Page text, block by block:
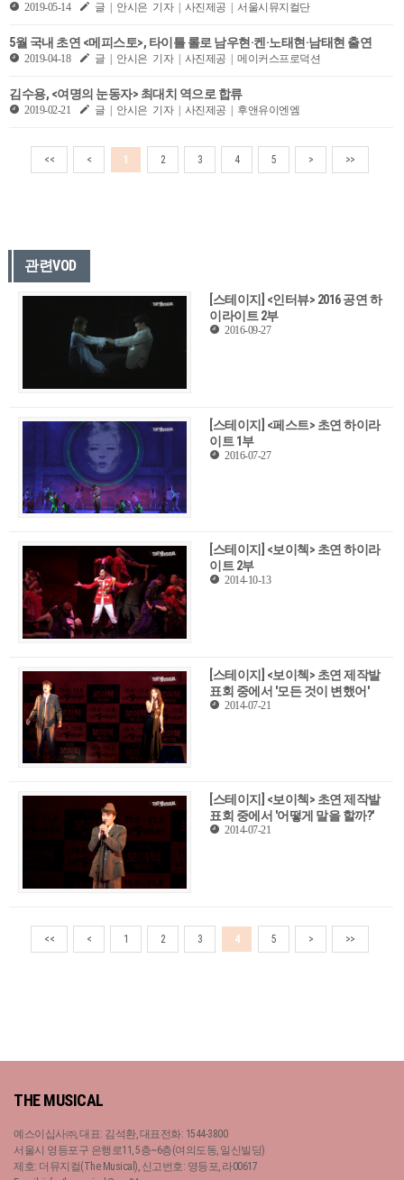
2019-05-14 글 | 안시은 기자 | 사진제공 | 서울시뮤지컬단
5월 국내 초연 <메피스토>, 타이틀 롤로 남우현·켄·노태현·남태현 출연
2019-04-18 글 | 안시은 기자 | 사진제공 | 메이커스프로덕션
김수용, <여명의 눈동자> 최대치 역으로 합류
2019-02-21 글 | 안시은 기자 | 사진제공 | 후앤유이엔엠
<< < 1 2 3 4 5 > >>
관련VOD
[스테이지] <인터뷰> 2016 공연 하
이라이트 2부
2016-09-27
[스테이지] <페스트> 초연 하이라
이트 1부
2016-07-27
[스테이지] <보이첵> 초연 하이라
이트 2부
2014-10-13
[스테이지] <보이첵> 초연 제작발
표회 중에서 '모든 것이 변했어'
2014-07-21
[스테이지] <보이첵> 초연 제작발
표회 중에서 '어떻게 말을 할까?'
2014-07-21
<< < 1 2 3 4 5 > >>
THE MUSICAL
예스이십사㈜, 대표: 김석환, 대표전화: 1544-3800
서울시 영등포구 은행로11, 5층~6층(여의도동, 일신빌딩)
제호: 더뮤지컬(The Musical), 신고번호: 영등포, 라00617